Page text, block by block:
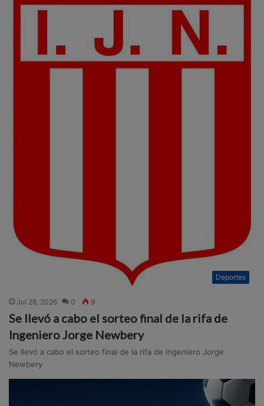
Deportes
Jul 28, 2026 0 9
Se llevó a cabo el sorteo final de la rifa de
Ingeniero Jorge Newbery
Se llevó a cabo el sorteo final de la rifa de Ingeniero Jorge
Newbery